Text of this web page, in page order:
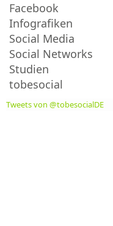
Facebook
Infografiken
Social Media
Social Networks
Studien
tobesocial
Tweets von @tobesocialDE